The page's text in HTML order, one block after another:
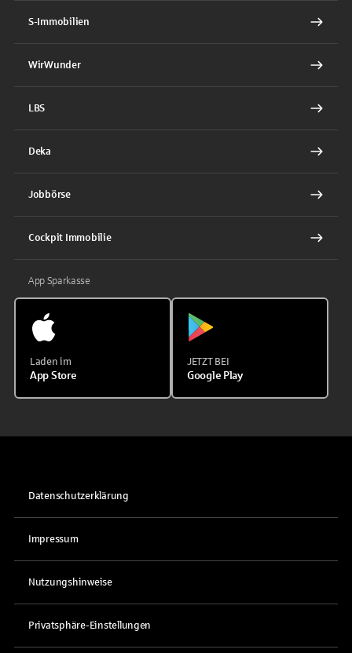
S-Immobilien
WirWunder
LBS
Deka
Jobbörse
Cockpit Immobilie
App Sparkasse
Laden im
App Store
JETZT BEI
Google Play
Datenschutzerklärung
Impressum
Nutzungshinweise
Privatsphäre-Einstellungen